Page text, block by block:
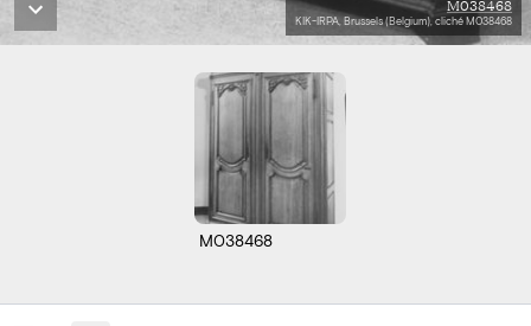
M038468
KIK-IRPA, Brussels (Belgium), cliché M038468
M038468